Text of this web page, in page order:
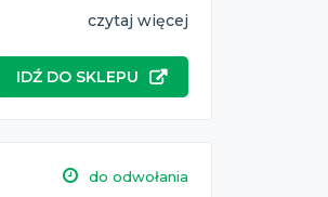
czytaj więcej
IDŹ DO SKLEPU
do odwołania